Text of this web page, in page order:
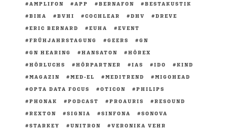
AMPLIFON APP BERNAFON
BESTAKUSTIK
BIHA
BVHI COCHLEAR DHV
DREVE
ERIC BERNARD
EUHA
EVENT
FRÜHJAHRSTAGUNG
GEERS
GN
GN HEARING
HANSATON
HÖREX
HÖRLUCHS
HÖRPARTNER IAS IDO
KIND
MAGAZIN
MED-EL MEDITREND
MIGOHEAD
OPTA DATA FOCUS
OTICON
PHILIPS
PHONAK
PODCAST PROAURIS
RESOUND
REXTON
SIGNIA SINFONA
SONOVA
STARKEY
UNITRON
VERONIKA VEHR